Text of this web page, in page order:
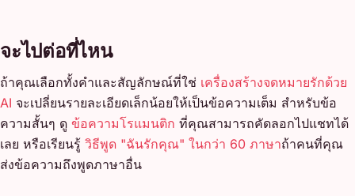
จะไปต่อที่ไหน
ถ้าคุณเลือกทั้งคำและสัญลักษณ์ที่ใช่ เครื่องสร้างจดหมายรักด้วย
AI จะเปลี่ยนรายละเอียดเล็กน้อยให้เป็นข้อความเต็ม สำหรับข้อ
ความสั้นๆ ดู ข้อความโรแมนติก ที่คุณสามารถคัดลอกไปแชทได้
เลย หรือเรียนรู้ วิธีพูด "ฉันรักคุณ" ในกว่า 60 ภาษาถ้าคนที่คุณ
ส่งข้อความถึงพูดภาษาอื่น